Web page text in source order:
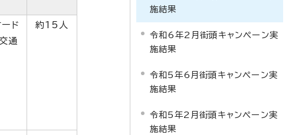
ド
通
約15人
施結果
令和6年2月街頭キャンペーン実
施結果
令和5年6月街頭キャンペーン実
施結果
令和5年2月街頭キャンペーン実
施結果